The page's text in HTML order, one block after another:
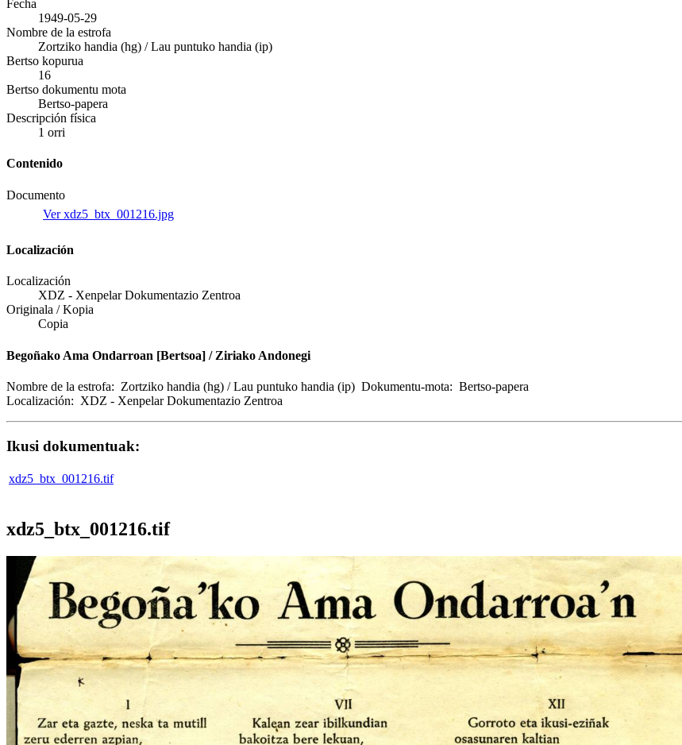
Fecha
1949-05-29
Nombre de la estrofa
Zortziko handia (hg) / Lau puntuko handia (ip)
Bertso kopurua
16
Bertso dokumentu mota
Bertso-papera
Descripción física
1 orri
Contenido
Documento
Ver xdz5_btx_001216.jpg
Localización
Localización
XDZ - Xenpelar Dokumentazio Zentroa
Originala / Kopia
Copia
Begoñako Ama Ondarroan [Bertsoa] / Ziriako Andonegi
Nombre de la estrofa: Zortziko handia (hg) / Lau puntuko handia (ip) Dokumentu-mota: Bertso-papera
Localización: XDZ - Xenpelar Dokumentazio Zentroa
Ikusi dokumentuak:
xdz5_btx_001216.tif
xdz5_btx_001216.tif